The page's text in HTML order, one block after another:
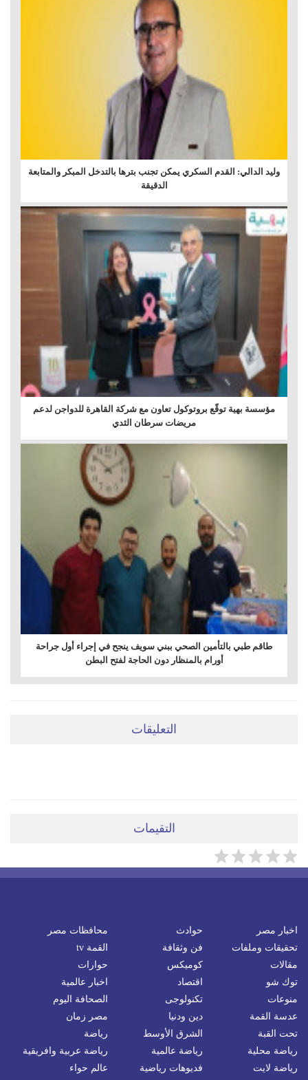
وليد الدالي: القدم السكري يمكن تجنب بترها بالتدخل المبكر والمتابعة
الدقيقة
مؤسسة بهية توقّع بروتوكول تعاون مع شركة القاهرة للدواجن لدعم
مريضات سرطان الثدي
طاقم طبي بالتأمين الصحي ببني سويف ينجح في إجراء أول جراحة
أورام بالمنظار دون الحاجة لفتح البطن
التعليقات
التقيمات
اخبار مصر حوادث
محافظات مصر
تحقيقات وملفات
فن وثقافة
القمة tv
مقالات
كوميكس
حوارات
توك شو
اقتصاد
اخبار عالمية
منوعات
تكنولوجى
الصحافة اليوم
عدسة القمة
دين ودنيا
مصر زمان
تحت القبة
الشرق الأوسط
رياضة
رياضة محلية
رياضة عالمية
رياضة عربية وافريقية
رياضة لايت
فديوهات رياضية عالم حواء